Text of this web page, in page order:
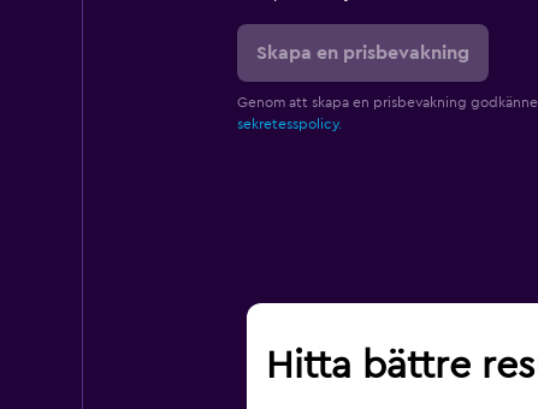
Skapa en prisbevakning
Genom att skapa en prisbevakning
sekretesspolicy.
Hitta bättre